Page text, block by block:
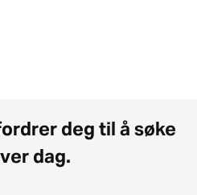
deg til å søke
dag.